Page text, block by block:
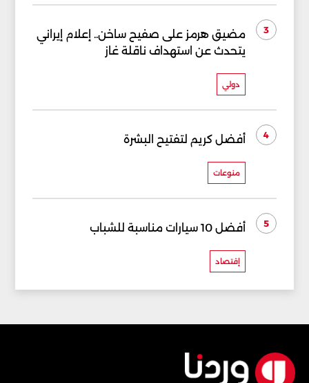
3
مضيق هرمز على صفيح ساخن.. إعلام إيراني
يتحدث عن استهداف ناقلة غاز
دولي
4 أفضل كريم لتفتيح البشرة
منوعات
5 أفضل 10 سيارات مناسبة للشباب
إقتصاد